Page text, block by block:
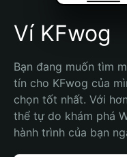
Ví KFwog
Bạn đang muốn tìm
tín cho KFwog của
chọn tốt nhất. Với
thể tự do khám phá
hành trình của bạn